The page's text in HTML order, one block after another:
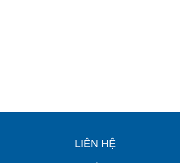
LIÊN HỆ